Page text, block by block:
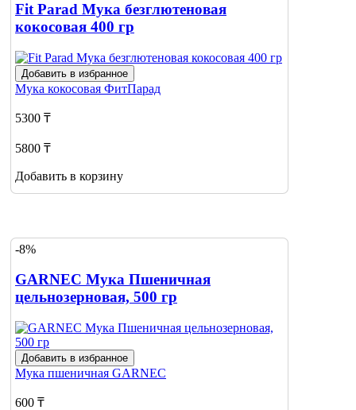
Fit Parad Мука безглютеновая
кокосовая 400 гр
Добавить в избранное
Мука кокосовая ФитПарад
5300 ₸
5800 ₸
Добавить в корзину
-8%
GARNEC Мука Пшеничная
цельнозерновая, 500 гр
Добавить в избранное
Мука пшеничная GARNEC
600 ₸